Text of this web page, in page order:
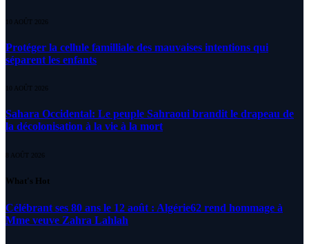
10 AOÛT 2026
Protéger la cellule familliale des mauvaises intentions qui
séparent les enfants
10 AOÛT 2026
Sahara Occidental: Le peuple Sahraoui brandit le drapeau de
la décolonisation à la vie à la mort
8 AOÛT 2026
What's Hot
Célébrant ses 80 ans le 12 août : Algérie62 rend hommage à
Mme veuve Zahra Lahlah